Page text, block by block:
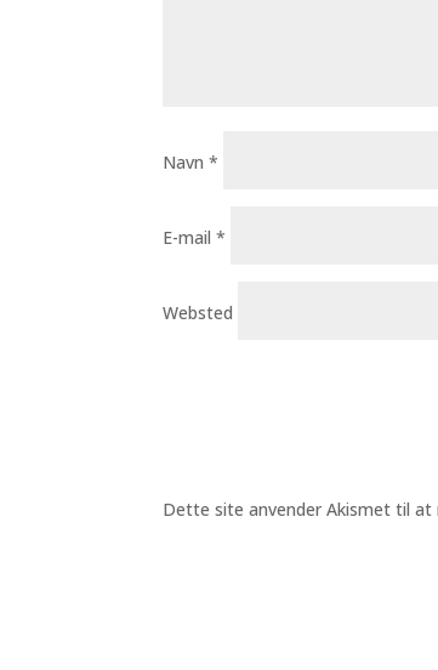
Navn*
E-mail*
Websted
Dette site anvender Akismet til at